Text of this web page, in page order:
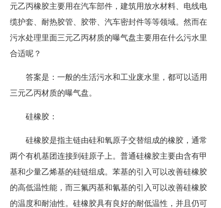
元乙丙橡胶主要用在汽车部件，建筑用放水材料、电线电
缆护套、耐热胶管、胶带、汽车密封件等等领域。然而在
污水处理里面三元乙丙材质的曝气盘主要用在什么污水里
合适呢？
答案是：一般的生活污水和工业废水里，都可以适用
三元乙丙材质的曝气盘。
硅橡胶：
硅橡胶是指主链由硅和氧原子交替组成的橡胶，通常
两个有机基团连接到硅原子上。普通硅橡胶主要由含有甲
基和少量乙烯基的硅链组成。苯基的引入可以改善硅橡胶
的高低温性能，而三氟丙基和氰基的引入可以改善硅橡胶
的温度和耐油性。硅橡胶具有良好的耐低温性，并且仍可